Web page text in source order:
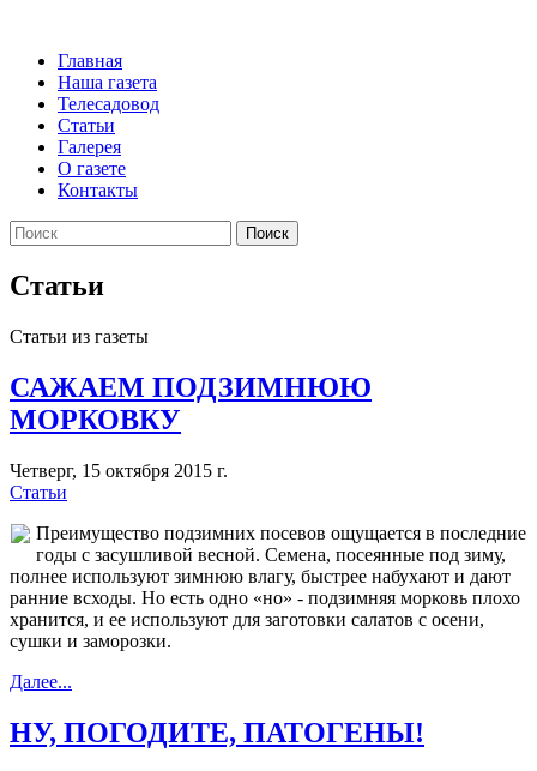
Главная
Наша газета
Телесадовод
Статьи
Галерея
О газете
Контакты
Поиск
Статьи
Статьи из газеты
САЖАЕМ ПОДЗИМНЮЮ
МОРКОВКУ
Четверг, 15 октября 2015 г.
Статьи
Преимущество подзимних посевов ощущается в последние
годы с засушливой весной. Семена, посеянные под зиму,
полнее используют зимнюю влагу, быстрее набухают и дают
ранние всходы. Но есть одно «но» - подзимняя морковь плохо
хранится, и ее используют для заготовки салатов с осени,
сушки и заморозки.
Далее...
НУ, ПОГОДИТЕ, ПАТОГЕНЫ!